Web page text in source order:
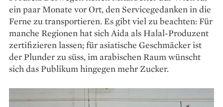
ein paar Monate vor Ort, den Servicegedanken in die
Ferne zu transportieren. Es gibt viel zu beachten: Für
manche Regionen hat sich Aida als Halal-Produzent
zertifizieren lassen; für asiatische Geschmäcker ist
der Plunder zu süss, im arabischen Raum wünscht
sich das Publikum hingegen mehr Zucker.